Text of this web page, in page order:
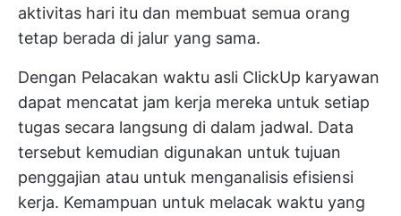
aktivitas hari itu dan membuat semua orang
tetap berada di jalur yang sama.
Dengan Pelacakan waktu asli ClickUp karyawan
dapat mencatat jam kerja mereka untuk setiap
tugas secara langsung di dalam jadwal. Data
tersebut kemudian digunakan untuk tujuan
penggajian atau untuk menganalisis efisiensi
kerja. Kemampuan untuk melacak waktu yang